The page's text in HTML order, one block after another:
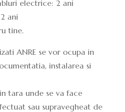
electrice: 2 ani
ani
tine.
ANRE se vor ocupa in
instalarea si
tara unde se va face
sau supravegheat de